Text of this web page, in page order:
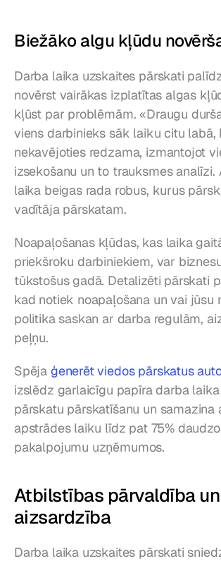
Biežāko algu kļūdu
Darba laika uzskaites pārskati
novērst vairākas izplatītas algas
kļūst par problēmām. «Draugu
viens darbinieks sāk laiku citu labā,
nekavējoties redzama, izmantojot
izsekošanu un to trauksmes analīzi.
laika beigas rada robus, kurus
vadītāja pārskatam.
Noapaļošanas kļūdas, kas laika
priekšroku darbiniekiem, var
tūkstošus gadā. Detalizēti pārskati
kad notiek noapaļošana un vai jūsu
politika saskan ar darba regulām,
peļņu.
Spēja ģenerēt viedos pārskatus
izslēdz garlaicīgu papīra darba
pārskatu pārskatīšanu un samazina
apstrādes laiku līdz pat 75%
pakalpojumu uzņēmumos.
Atbilstības pārvaldība
aizsardzība
Darba laika uzskaites pārskati